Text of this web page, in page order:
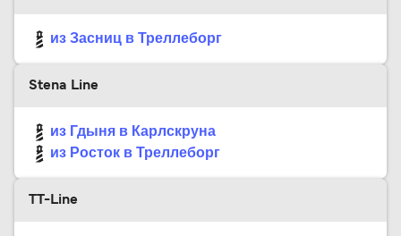
из Засниц в Треллеборг
Stena Line
из Гдыня в Карлскруна
из Росток в Треллеборг
TT-Line